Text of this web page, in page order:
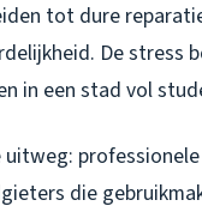
tot dure
De stress
in een stad vol
uitweg:
die